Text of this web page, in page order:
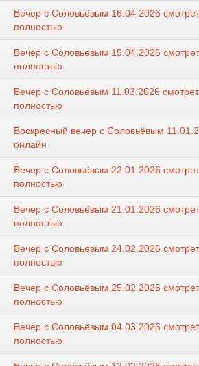
Вечер с Соловьёвым 16.04.2026
полностью
Вечер с Соловьёвым 15.04.2026
полностью
Вечер с Соловьёвым 11.03.2026
полностью
Воскресный вечер с Соловьёвым
онлайн
Вечер с Соловьёвым 22.01.2026
полностью
Вечер с Соловьёвым 21.01.2026
полностью
Вечер с Соловьёвым 24.02.2026
полностью
Вечер с Соловьёвым 25.02.2026
полностью
Вечер с Соловьёвым 04.03.2026
полностью